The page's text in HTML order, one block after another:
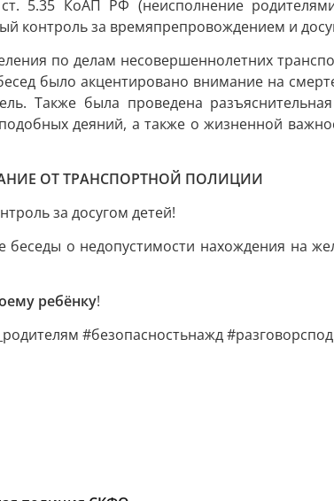
5.35 КоАП РФ (неисполнение
контроль за времяпрепровождением и
по делам несовершеннолетних
было акцентировано внимание на
Также была проведена
деяний, а также о жизненной
ОТ ТРАНСПОРТНОЙ ПОЛИЦИИ
за досугом детей!
беседы о недопустимости нахождения на
ребёнку!
#безопасностьнажд